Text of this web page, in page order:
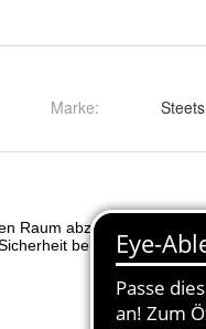
Marke: Steets